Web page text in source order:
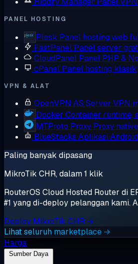
PANEL HOSTING
Plesk Panel hosting web
FastPanel Panel server
CloudPanel Panel PHP &
cPanel Panel hosting klasik
VPN & ALAT
OpenVPN AS Server VPN
Docker Container runtime,
MTProto Proxy Proxy
BlueStacks Aplikasi
Paling banyak dipasang
MikroTik CHR, dalam 1 klik
RouterOS Cloud Hosted Router di
#1 yang di-deploy pelanggan kami.
Deploy MikroTik CHR →
Lihat seluruh marketplace →
Harga
Sumber Daya